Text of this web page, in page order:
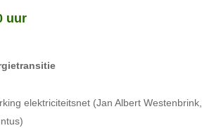
uur
elektriciteitsnet (Jan Albert Westenbrink,